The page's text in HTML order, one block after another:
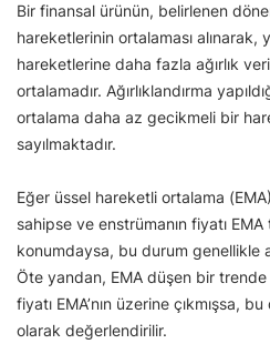
Bir finansal ürünün, belirlenen
hareketlerinin ortalaması alınarak,
hareketlerine daha fazla ağırlık
ortalamadır. Ağırlıklandırma
ortalama daha az gecikmeli bir
sayılmaktadır.
Eğer üssel hareketli ortalama
sahipse ve enstrümanın fiyatı
konumdaysa, bu durum genellikle
Öte yandan, EMA düşen bir trende
fiyatı EMA’nın üzerine çıkmışsa,
olarak değerlendirilir.